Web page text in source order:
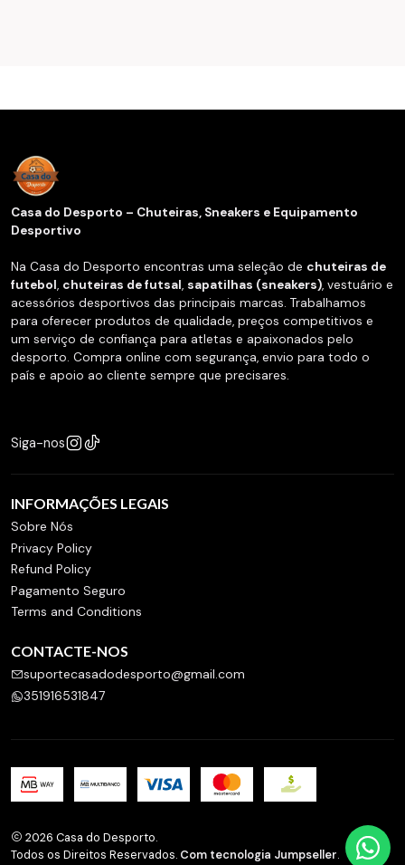
Casa do Desporto – Chuteiras, Sneakers e Equipamento
Desportivo
Na Casa do Desporto encontras uma seleção de chuteiras de
futebol, chuteiras de futsal, sapatilhas (sneakers), vestuário e
acessórios desportivos das principais marcas. Trabalhamos
para oferecer produtos de qualidade, preços competitivos e
um serviço de confiança para atletas e apaixonados pelo
desporto. Compra online com segurança, envio para todo o
país e apoio ao cliente sempre que precisares.
Siga-nos
INFORMAÇÕES LEGAIS
Sobre Nós
Privacy Policy
Refund Policy
Pagamento Seguro
Terms and Conditions
CONTACTE-NOS
suportecasadodesporto@gmail.com
351916531847
2026 Casa do Desporto.
Todos os Direitos Reservados. Com tecnologia Jumpseller.